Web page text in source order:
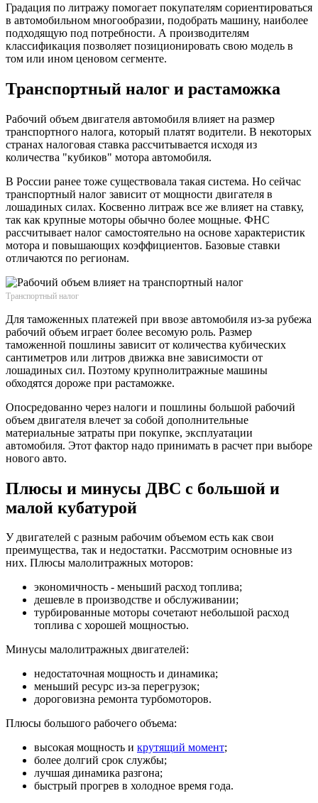
Градация по литражу помогает покупателям сориентироваться
в автомобильном многообразии, подобрать машину, наиболее
подходящую под потребности. А производителям
классификация позволяет позиционировать свою модель в
том или ином ценовом сегменте.
Транспортный налог и растаможка
Рабочий объем двигателя автомобиля влияет на размер
транспортного налога, который платят водители. В некоторых
странах налоговая ставка рассчитывается исходя из
количества "кубиков" мотора автомобиля.
В России ранее тоже существовала такая система. Но сейчас
транспортный налог зависит от мощности двигателя в
лошадиных силах. Косвенно литраж все же влияет на ставку,
так как крупные моторы обычно более мощные. ФНС
рассчитывает налог самостоятельно на основе характеристик
мотора и повышающих коэффициентов. Базовые ставки
отличаются по регионам.
Транспортный налог
Для таможенных платежей при ввозе автомобиля из-за рубежа
рабочий объем играет более весомую роль. Размер
таможенной пошлины зависит от количества кубических
сантиметров или литров движка вне зависимости от
лошадиных сил. Поэтому крупнолитражные машины
обходятся дороже при растаможке.
Опосредованно через налоги и пошлины большой рабочий
объем двигателя влечет за собой дополнительные
материальные затраты при покупке, эксплуатации
автомобиля. Этот фактор надо принимать в расчет при выборе
нового авто.
Плюсы и минусы ДВС с большой и
малой кубатурой
У двигателей с разным рабочим объемом есть как свои
преимущества, так и недостатки. Рассмотрим основные из
них. Плюсы малолитражных моторов:
экономичность - меньший расход топлива;
дешевле в производстве и обслуживании;
турбированные моторы сочетают небольшой расход
топлива с хорошей мощностью.
Минусы малолитражных двигателей:
недостаточная мощность и динамика;
меньший ресурс из-за перегрузок;
дороговизна ремонта турбомоторов.
Плюсы большого рабочего объема:
высокая мощность и крутящий момент;
более долгий срок службы;
лучшая динамика разгона;
быстрый прогрев в холодное время года.